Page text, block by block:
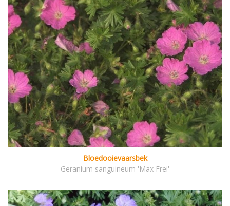
Bloedooievaarsbek
Geranium sanguineum 'Max Frei'